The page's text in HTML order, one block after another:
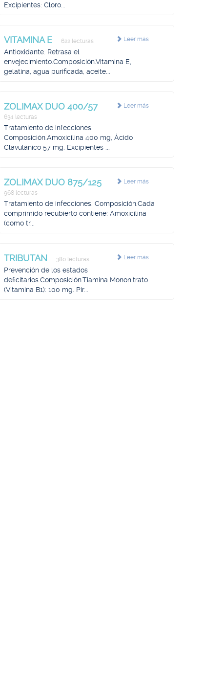
Excipientes: Cloro...
Leer más
VITAMINA E 622 lecturas
Antioxidante. Retrasa el
envejecimiento.Composición.Vitamina E,
gelatina, agua purificada, aceite...
Leer más
ZOLIMAX DUO 400/57
634 lecturas
Tratamiento de infecciones.
Composición.Amoxicilina 400 mg, Ácido
Clavulánico 57 mg. Excipientes ...
Leer más
ZOLIMAX DUO 875/125
968 lecturas
Tratamiento de infecciones. Composición.Cada
comprimido recubierto contiene: Amoxicilina
(como tr...
Leer más
TRIBUTAN 380 lecturas
Prevención de los estados
deficitarios.Composición.Tiamina Mononitrato
(Vitamina B1): 100 mg. Pir...